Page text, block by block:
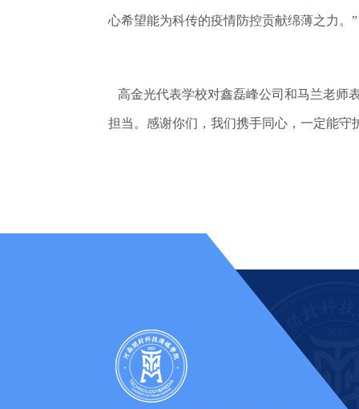
心希望能为科传的疫情防控贡献绵薄之力。 ”
高金光代表学校对鑫磊峰公司和马兰老师
担当。感谢你们，我们携手同心，一定能守